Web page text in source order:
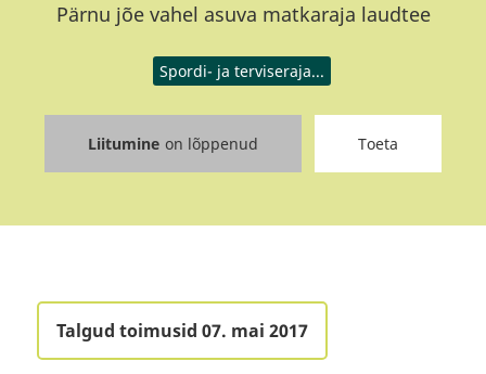
Pärnu jõe vahel asuva matkaraja laudtee
Spordi- ja terviseraja...
Liitumine on lõppenud Toeta
Talgud toimusid 07. mai 2017